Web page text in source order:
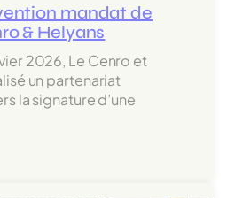
mandat de
& Helyans
2026, Le Cenro et
un partenariat
la signature d’une